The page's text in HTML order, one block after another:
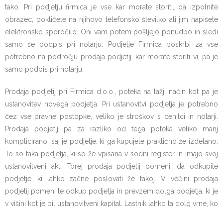
tako. Pri podjetju firmica je vse kar morate storiti, da izpolnite
obrazec, pokličete na njihovo telefonsko številko ali jim napišete
elektronsko sporočilo. Oni vam potem pošljejo ponudbo in sledi
samo še podpis pri notarju. Podjetje Firmica poskrbi za vse
potrebno na področju prodaja podjetij, kar morate storiti vi, pa je
samo podpis pri notarju.
Prodaja podjetij pri Firmica d.o.o., poteka na lažji način kot pa je
ustanovitev novega podjetja. Pri ustanovitvi podjetja je potrebno
čez vse pravne postopke, veliko je stroškov s cenilci in notarji.
Prodaja podjetij pa za razliko od tega poteka veliko manj
komplicirano, saj je podjetje, ki ga kupujete praktično že izdelano.
To so taka podjetja, ki so že vpisana v sodni register in imajo svoj
ustanovitveni akt. Torej prodaja podjetij pomeni, da odkupite
podjetje, ki lahko začne poslovati že takoj. V večini prodaja
podjetij pomeni le odkup podjetja in prevzem dolga podjetja, ki je
v višini kot je bil ustanovitveni kapital. Lastnik lahko ta dolg vrne, ko